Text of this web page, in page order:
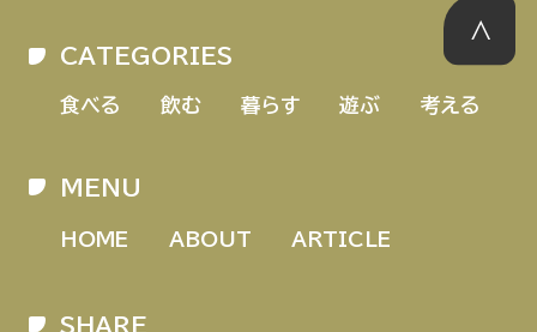
CATEGORIES
食べる 飲む 暮らす 遊ぶ 考える
MENU
HOME ABOUT ARTICLE
SHARE